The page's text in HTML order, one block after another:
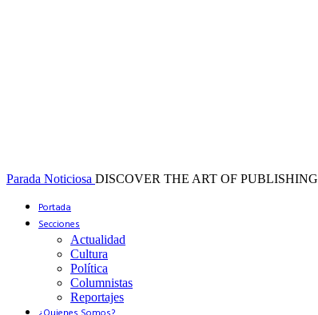
Parada Noticiosa DISCOVER THE ART OF PUBLISHING
Portada
Secciones
Actualidad
Cultura
Política
Columnistas
Reportajes